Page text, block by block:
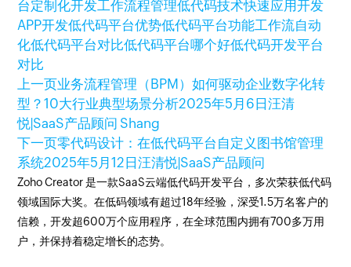
台定制化开发工作流程管理低代码技术快速应用开发
APP开发低代码平台优势低代码平台功能工作流自动
化低代码平台对比低代码平台哪个好低代码开发平台
对比
上一页业务流程管理（BPM）如何驱动企业数字化转
型？10大行业典型场景分析2025年5月6日汪清
悦|SaaS产品顾问 Shang
下一页零代码设计：在低代码平台自定义图书馆管理
系统2025年5月12日汪清悦|SaaS产品顾问
Zoho Creator 是一款SaaS云端低代码开发平台，多次荣获低代码
领域国际大奖。在低码领域有超过18年经验，深受1.5万名客户的
信赖，开发超600万个应用程序，在全球范围内拥有700多万用
户，并保持着稳定增长的态势。